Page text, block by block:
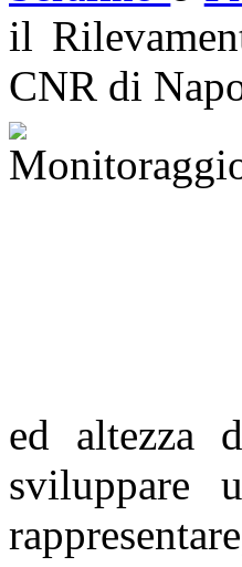
il
CNR di
ed altezza
sviluppare